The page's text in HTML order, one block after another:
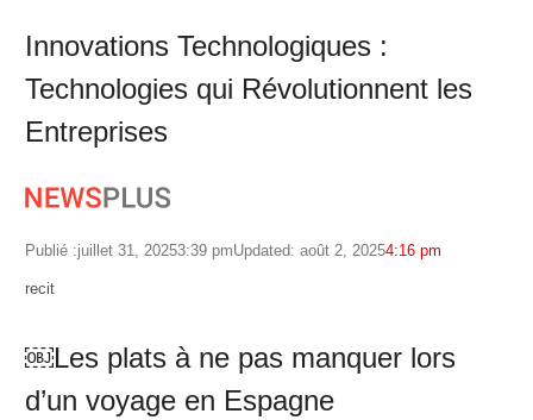
Innovations Technologiques :
Technologies qui Révolutionnent les
Entreprises
Publié :juillet 31, 20253:39 pmUpdated: août 2, 20254:16 pm
Author
recit
￼Les plats à ne pas manquer lors
d’un voyage en Espagne